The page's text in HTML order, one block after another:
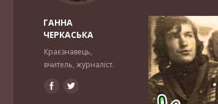
ГАННА
ЧЕРКАСЬКА
Краєзнавець,
вчитель, журналіст.